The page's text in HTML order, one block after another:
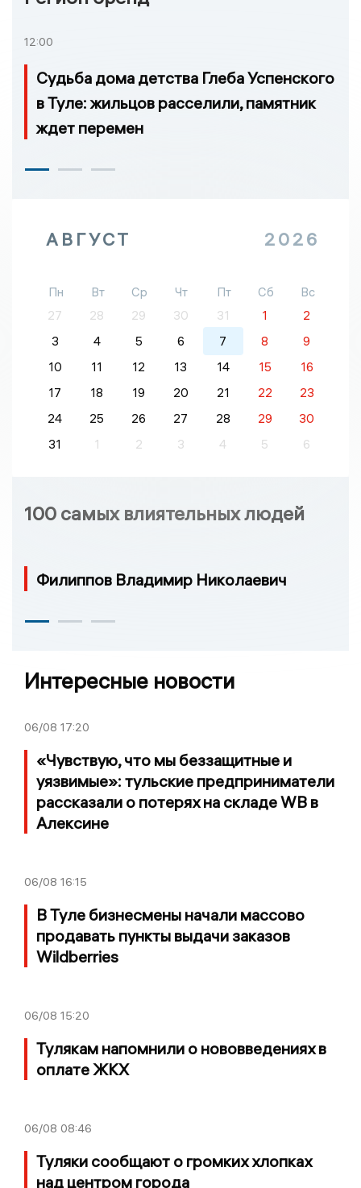
12:00
Судьба дома детства Глеба Успенского
в Туле: жильцов расселили, памятник
ждет перемен
АВГУСТ 2026
Пн Вт Ср Чт Пт Сб
Вс
27
28 29 30 31 1
2
3
4 5 6 7 8
9
10
11 12 13 14 15
16
17
18 19 20 21 22
23
24
25 26 27 28 29
30
31
1 2 3 4 5 6
100 самых влиятельных людей
Филиппов Владимир Николаевич
Интересные новости
06/08 17:20
«Чувствую, что мы беззащитные и
уязвимые»: тульские предприниматели
рассказали о потерях на складе WB в
Алексине
06/08 16:15
В Туле бизнесмены начали массово
продавать пункты выдачи заказов
Wildberries
06/08 15:20
Тулякам напомнили о нововведениях в
оплате ЖКХ
06/08 08:46
Туляки сообщают о громких хлопках
над центром города